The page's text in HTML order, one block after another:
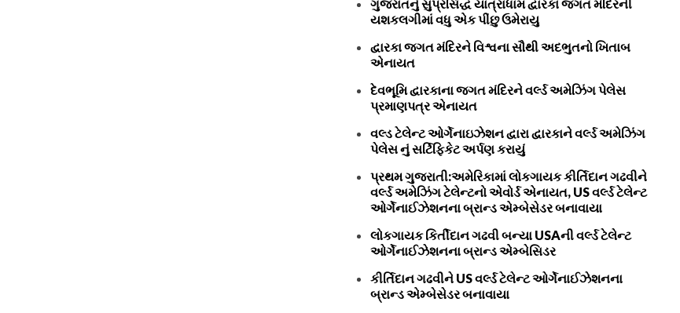
ગુજરાતનું સુપ્રસિદ્ધ યાત્રાધામ દ્વારકા જગત મંદિરની
યશકલગીમાં વધુ એક પીંછુ ઉમેરાયુ
દ્વારકા જગત મંદિરને વિશ્વના સૌથી અદભુતનો ખિતાબ
એનાયત
દેવભૂમિ દ્વારકાના જગત મંદિરને વર્લ્ડ અમેઝિંગ પેલેસ
પ્રમાણપત્ર એનાયત
વલ્ડ ટેલેન્ટ ઓર્ગેનાઇઝેશન દ્વારા દ્વારકાને વર્લ્ડ અમેઝિંગ
પેલેસ નું સર્ટિફિકેટ અર્પણ કરાયું
પ્રથમ ગુજરાતી:અમેરિકામાં લોકગાયક કીર્તિદાન ગઢવીને
વર્લ્ડ અમેઝિંગ ટેલેન્ટનો એવોર્ડ એનાયત, US વર્લ્ડ ટેલેન્ટ
ઓર્ગેનાઈઝેશનના બ્રાન્ડ એમ્બેસેડર બનાવાયા
લોકગાયક કિર્તીદાન ગઢવી બન્યા USAની વર્લ્ડ ટેલેન્ટ
ઓર્ગેનાઈઝેશનના બ્રાન્ડ એમ્બેસિડર
કીર્તિદાન ગઢવીને US વર્લ્ડ ટેલેન્ટ ઓર્ગેનાઈઝેશનના
બ્રાન્ડ એમ્બેસેડર બનાવાયા